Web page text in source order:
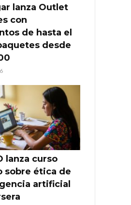
lanza Outlet
con
de hasta el
desde
lanza curso
sobre ética de
artificial